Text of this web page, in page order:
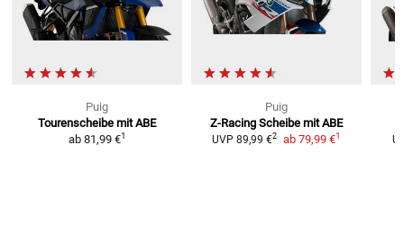
Puig
Tourenscheibe mit ABE
ab 81,99 €1
Puig
Z-Racing Scheibe mit ABE
UVP 89,99 €2 ab 79,99 €1